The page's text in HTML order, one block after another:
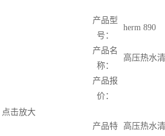
点击放大
产品型
号：
herm 890
产品名
称：
高压热水
产品报
价：
产品特
高压热水